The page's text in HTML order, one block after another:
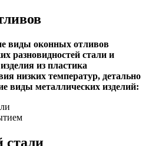
виды оконных отливов
разновидностей стали и
из пластика
низких температур, детально
виды металлических изделий:
стали